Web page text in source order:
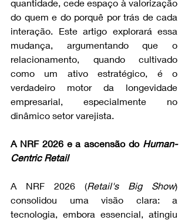
quantidade, cede espaço à valorização
do quem e do porquê por trás de cada
interação. Este artigo explorará essa
mudança, argumentando que o
relacionamento, quando cultivado
como um ativo estratégico, é o
verdadeiro motor da longevidade
empresarial, especialmente no
dinâmico setor varejista.
A NRF 2026 e a ascensão do Human-
Centric Retail
A NRF 2026 (Retail's Big Show)
consolidou uma visão clara: a
tecnologia, embora essencial, atingiu